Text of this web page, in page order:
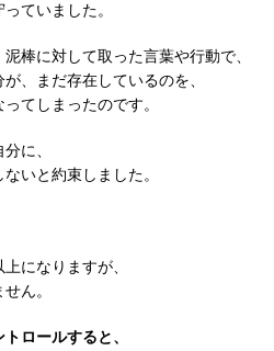
ていました。
棒に対して取った言葉や行動で、
、まだ存在しているのを、
てしまったのです。
に、
いと約束しました。
になりますが、
ん。
ロールすると、